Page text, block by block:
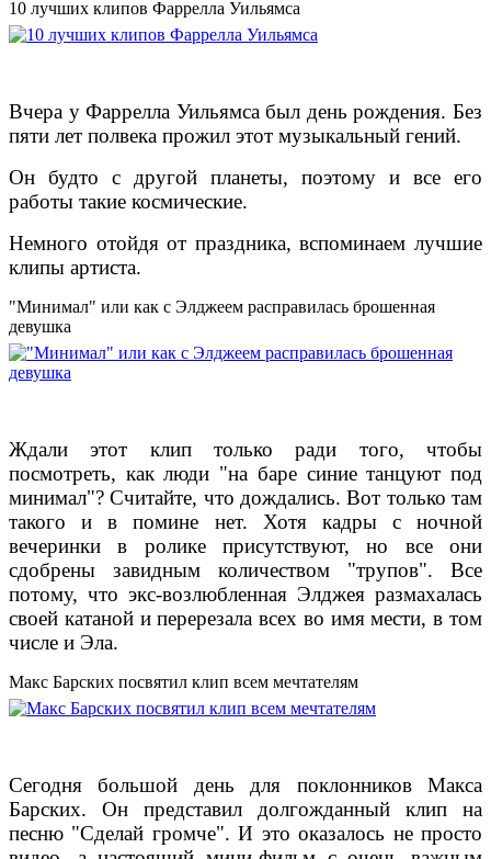
10 лучших клипов Фаррелла Уильямса
Вчера у Фаррелла Уильямса был день рождения. Без
пяти лет полвека прожил этот музыкальный гений.
Он будто с другой планеты, поэтому и все его
работы такие космические.
Немного отойдя от праздника, вспоминаем лучшие
клипы артиста.
"Минимал" или как с Элджеем расправилась брошенная
девушка
Ждали этот клип только ради того, чтобы
посмотреть, как люди "на баре синие танцуют под
минимал"? Считайте, что дождались. Вот только там
такого и в помине нет. Хотя кадры с ночной
вечеринки в ролике присутствуют, но все они
сдобрены завидным количеством "трупов". Все
потому, что экс-возлюбленная Элджея размахалась
своей катаной и перерезала всех во имя мести, в том
числе и Эла.
Макс Барских посвятил клип всем мечтателям
Сегодня большой день для поклонников Макса
Барских. Он представил долгожданный клип на
песню "Сделай громче". И это оказалось не просто